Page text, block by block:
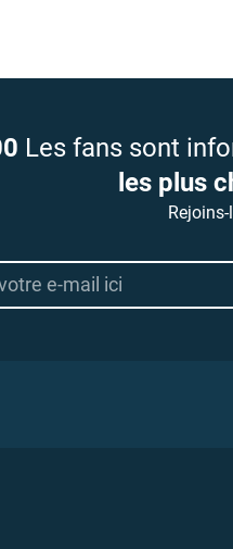
Les fans sont
les plus
Rejoins-